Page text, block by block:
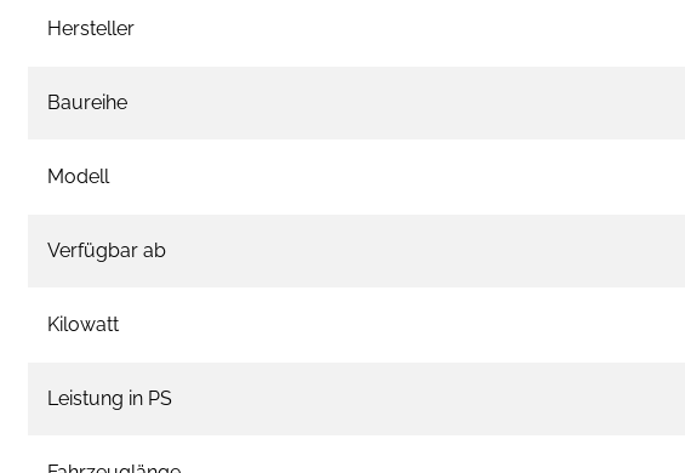
Hersteller
Baureihe
Modell
Verfügbar ab
Kilowatt
Leistung in PS